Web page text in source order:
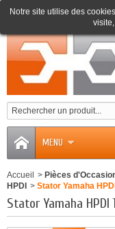
MENU
Notre site utilise des
Accueil > Pièces
HPDI > Stator Yamaha
Stator Yamaha HPDI